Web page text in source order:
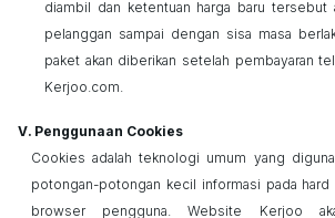
diambil dan ketentuan harga baru tersebut
pelanggan sampai dengan sisa masa
paket akan diberikan setelah pembayaran
Kerjoo.com.
Penggunaan Cookies
Cookies adalah teknologi umum yang
potongan-potongan kecil informasi pada hard
browserpengguna. Website Kerjoo